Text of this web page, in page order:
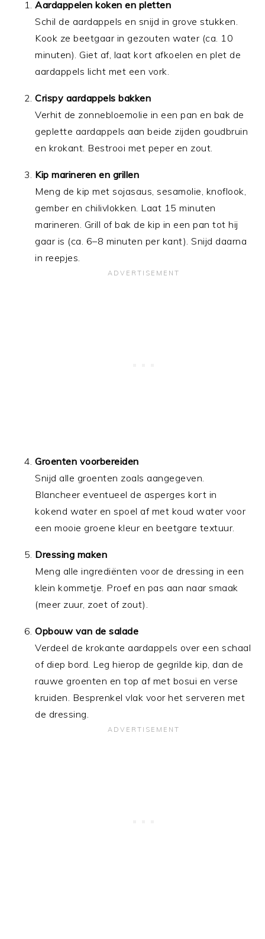
Aardappelen koken en pletten
Schil de aardappels en snijd in grove stukken.
Kook ze beetgaar in gezouten water (ca. 10
minuten). Giet af, laat kort afkoelen en plet de
aardappels licht met een vork.
Crispy aardappels bakken
Verhit de zonnebloemolie in een pan en bak de
geplette aardappels aan beide zijden goudbruin
en krokant. Bestrooi met peper en zout.
Kip marineren en grillen
Meng de kip met sojasaus, sesamolie, knoflook,
gember en chilivlokken. Laat 15 minuten
marineren. Grill of bak de kip in een pan tot hij
gaar is (ca. 6–8 minuten per kant). Snijd daarna
in reepjes.
Groenten voorbereiden
Snijd alle groenten zoals aangegeven.
Blancheer eventueel de asperges kort in
kokend water en spoel af met koud water voor
een mooie groene kleur en beetgare textuur.
Dressing maken
Meng alle ingrediënten voor de dressing in een
klein kommetje. Proef en pas aan naar smaak
(meer zuur, zoet of zout).
Opbouw van de salade
Verdeel de krokante aardappels over een schaal
of diep bord. Leg hierop de gegrilde kip, dan de
rauwe groenten en top af met bosui en verse
kruiden. Besprenkel vlak voor het serveren met
de dressing.